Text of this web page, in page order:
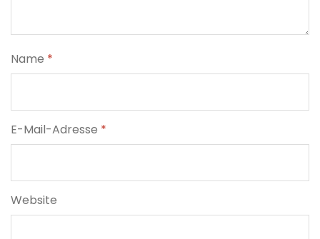
Name *
E-Mail-Adresse *
Website